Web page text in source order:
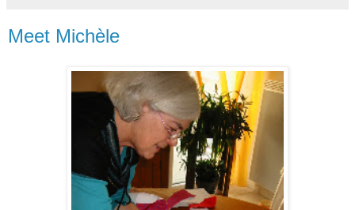
Meet Michèle